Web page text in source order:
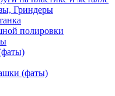
Гриндеры
полировки
(фаты)